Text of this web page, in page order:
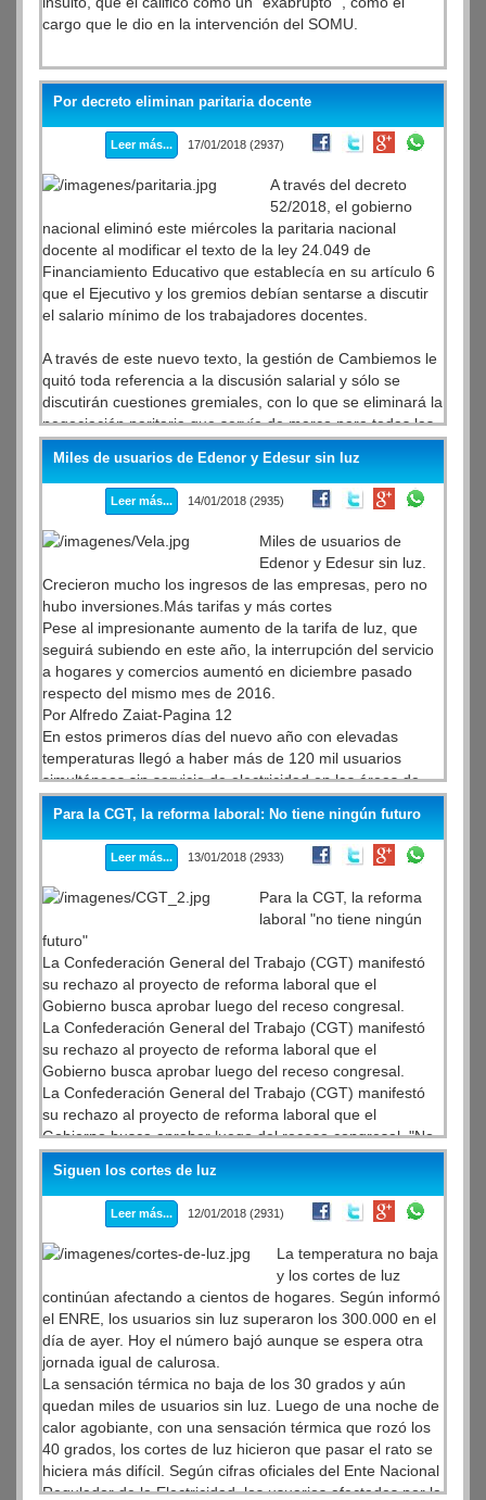
cargo que le dio en la intervención del SOMU.
Por decreto eliminan paritaria docente
Leer más... 17/01/2018 (2937)
A través del decreto
52/2018, el gobierno
nacional eliminó este miércoles la paritaria nacional
docente al modificar el texto de la ley 24.049 de
Financiamiento Educativo que establecía en su artículo 6
que el Ejecutivo y los gremios debían sentarse a discutir
el salario mínimo de los trabajadores docentes.
A través de este nuevo texto, la gestión de Cambiemos le
quitó toda referencia a la discusión salarial y sólo se
discutirán cuestiones gremiales, con lo que se eliminará la
negociación paritaria que servía de marco para todas las
provincias.
Miles de usuarios de Edenor y Edesur sin luz
Leer más... 14/01/2018 (2935)
Miles de usuarios de
Edenor y Edesur sin luz.
Crecieron mucho los ingresos de las empresas, pero no
hubo inversiones.Más tarifas y más cortes
Pese al impresionante aumento de la tarifa de luz, que
seguirá subiendo en este año, la interrupción del servicio
a hogares y comercios aumentó en diciembre pasado
respecto del mismo mes de 2016.
Por Alfredo Zaiat-Pagina 12
En estos primeros días del nuevo año con elevadas
temperaturas llegó a haber más de 120 mil usuarios
simultáneos sin servicio de electricidad en las áreas de
concesión de Edenor y Edesur. En diciembre pasado,
hubo más cortes de luz en Capital y en los principales
partidos del Gran Buenos Aires respecto al mismo mes de
Para la CGT, la reforma laboral: No tiene ningún futuro
Leer más... 13/01/2018 (2933)
Para la CGT, la reforma
laboral "no tiene ningún
futuro"
La Confederación General del Trabajo (CGT) manifestó
su rechazo al proyecto de reforma laboral que el
Gobierno busca aprobar luego del receso congresal.
La Confederación General del Trabajo (CGT) manifestó
su rechazo al proyecto de reforma laboral que el
Gobierno busca aprobar luego del receso congresal.
La Confederación General del Trabajo (CGT) manifestó
su rechazo al proyecto de reforma laboral que el
Gobierno busca aprobar luego del receso congresal. "No
tiene ningún futuro", alertó Carlos Acuña, uno de los
secretarios generales de la central obrera, sobre la
medida.
Siguen los cortes de luz
Leer más... 12/01/2018 (2931)
La temperatura no baja
y los cortes de luz
continúan afectando a cientos de hogares. Según informó
el ENRE, los usuarios sin luz superaron los 300.000 en el
día de ayer. Hoy el número bajó aunque se espera otra
jornada igual de calurosa.
La sensación térmica no baja de los 30 grados y aún
quedan miles de usuarios sin luz. Luego de una noche de
calor agobiante, con una sensación térmica que rozó los
40 grados, los cortes de luz hicieron que pasar el rato se
hiciera más difícil. Según cifras oficiales del Ente Nacional
Regulador de la Electricidad, los usuarios afectados por la